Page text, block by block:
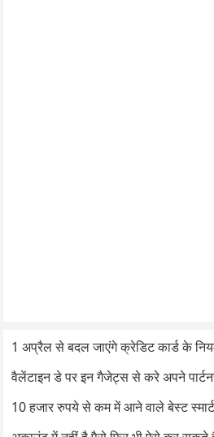
1 अप्रैल से बदल जाएंगे क्रेडिट कार्ड के
वैलेंटाइन डे पर इन गैजेट्स से करे अपने
10 हजार रुपये से कम में आने वाले बेस्ट